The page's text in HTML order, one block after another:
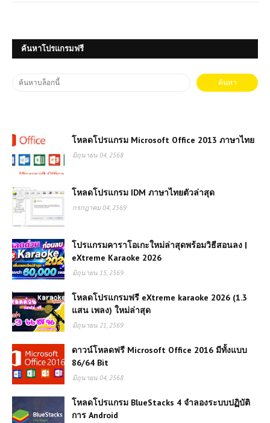
ค้นหาโปรแกรมฟรี
โหลดโปรแกรม Microsoft Office 2013 ภาษาไทย
มิถุนายน 04, 2568
โหลดโปรแกรม IDM ภาษาไทยตัวล่าสุด
กรกฎาคม 04, 2569
โปรแกรมคาราโอเกะใหม่ล่าสุดพร้อมวิธีสอนลง |
eXtreme Karaoke 2026
มิถุนายน 15, 2569
โหลดโปรแกรมฟรี eXtreme karaoke 2026 (1.3
แสน เพลง) ใหม่ล่าสุด
มิถุนายน 21, 2569
ดาวน์โหลดฟรี Microsoft Office 2016 มีทั้งแบบ
86/64 Bit
มิถุนายน 04, 2568
โหลดโปรแกรม BlueStacks 4 จำลองระบบปฏิบัติ
การ Android